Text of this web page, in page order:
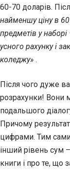
60-70 доларів.
найменшу ціну в 60
предметів у
усного рахунку і
коледжу» .
Після чого дуже
розрахунки! Вони
подальшого
Причому
цифрами. Тим
інший рівень сум
книги і про те, що